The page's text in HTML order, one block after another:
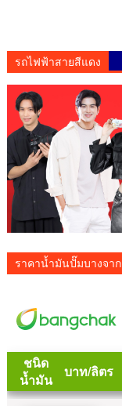
รถไฟฟ้าสายสีแดง
ราคาน้ำมันปั๊มบางจาก